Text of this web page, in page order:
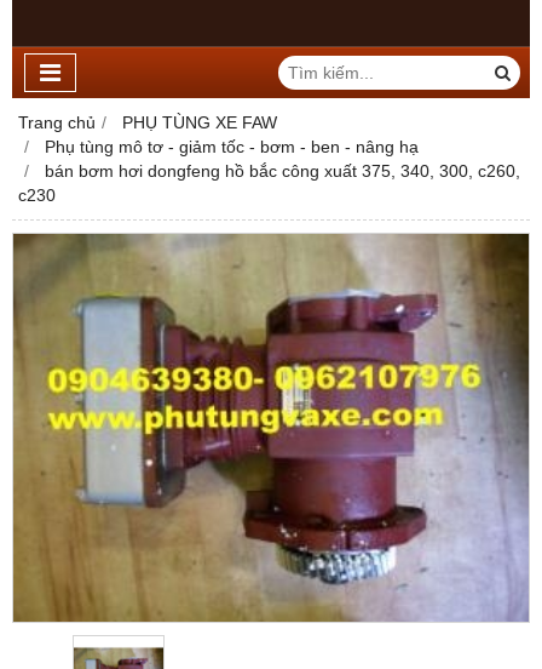
Trang chủ
PHỤ TÙNG XE FAW
Phụ tùng mô tơ - giảm tốc - bơm - ben - nâng hạ
bán bơm hơi dongfeng hồ bắc công xuất 375, 340, 300, c260,
c230